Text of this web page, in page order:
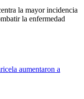
la mayor incidencia
la enfermedad